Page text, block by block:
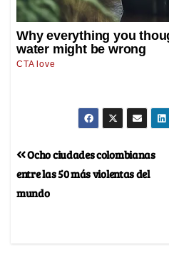
Ocho ciudades colombianas
entre las 50 más violentas del
mundo